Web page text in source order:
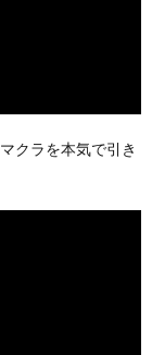
クラを本気で引き